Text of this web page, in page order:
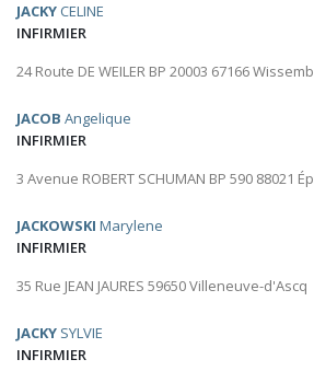
JACKY CELINE
INFIRMIER
24 Route DE WEILER BP 20003 67166
JACOB Angelique
INFIRMIER
3 Avenue ROBERT SCHUMAN BP 590 88021
JACKOWSKI Marylene
INFIRMIER
35 Rue JEAN JAURES 59650 Villeneuve-d'Ascq
JACKY SYLVIE
INFIRMIER